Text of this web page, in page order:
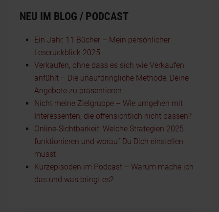
NEU IM BLOG / PODCAST
Ein Jahr, 11 Bücher – Mein persönlicher
Leserückblick 2025
Verkaufen, ohne dass es sich wie Verkaufen
anfühlt – Die unaufdringliche Methode, Deine
Angebote zu präsentieren
Nicht meine Zielgruppe – Wie umgehen mit
Interessenten, die offensichtlich nicht passen?
Online-Sichtbarkeit: Welche Strategien 2025
funktionieren und worauf Du Dich einstellen
musst
Kurzepisoden im Podcast – Warum mache ich
das und was bringt es?